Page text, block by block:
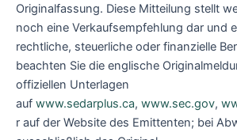
Originalfassung. Diese Mitteilung stellt
noch eine Verkaufsempfehlung dar und
rechtliche, steuerliche oder finanzielle
beachten Sie die englische
offiziellen Unterlagen
auf www.sedarplus.ca, www.sec.gov,
r auf der Website des Emittenten; bei